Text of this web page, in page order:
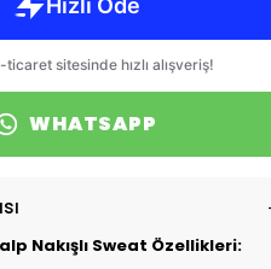
WHATSAPP
Nakışlı Sweat Özellikleri: